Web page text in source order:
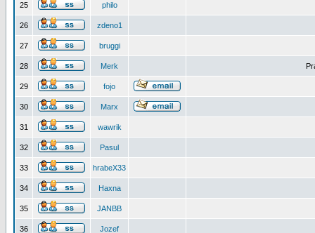
25 philo
26 zdeno1
27 bruggi
28 Merk
29 fojo
30 Marx
31 wawrik
32 Pasul
33 hrabeX33
34 Haxna
35 JANBB
36 Jozef